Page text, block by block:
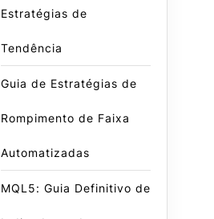
Estratégias de
Tendência
Guia de Estratégias de
Rompimento de Faixa
Automatizadas
MQL5: Guia Definitivo de